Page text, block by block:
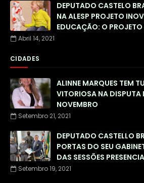
DEPUTADO CASTELO
NA ALESP PROJETO
EDUCAÇÃO: O
Abril 14, 2021
CIDADES
ALINNE MARQUES TEM
VITORIOSA NA DISPUTA
NOVEMBRO
Setembro 21, 2021
DEPUTADO CASTELLO
PORTAS DO SEU
DAS SESSÕES
Setembro 19, 2021